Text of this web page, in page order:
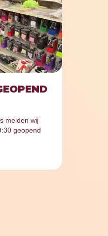
melden wij
geopend